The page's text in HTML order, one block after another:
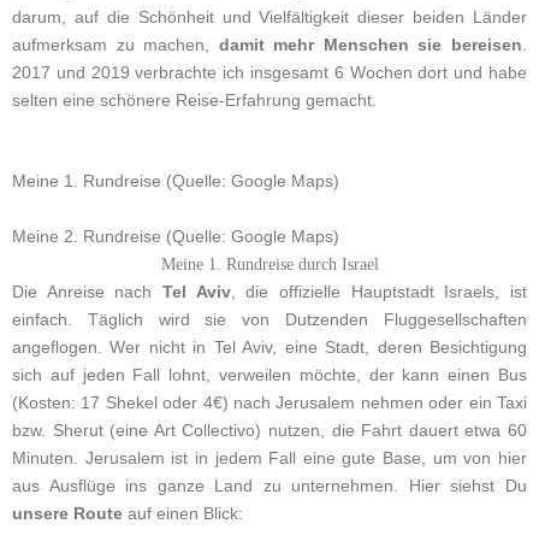
darum, auf die Schönheit und Vielfältigkeit dieser beiden Länder
aufmerksam zu machen, damit mehr Menschen sie bereisen
2017 und 2019 verbrachte ich insgesamt 6 Wochen dort und habe
selten eine schönere Reise-Erfahrung gemacht.
Meine 1. Rundreise (Quelle: Google Maps)
Meine 2. Rundreise (Quelle: Google Maps)
Meine 1. Rundreise durch Israel
Die Anreise nach Tel Aviv, die offizielle Hauptstadt Israels, ist
einfach. Täglich wird sie von Dutzenden Fluggesellschaften
angeflogen. Wer nicht in Tel Aviv, eine Stadt, deren Besichtigung
sich auf jeden Fall lohnt, verweilen möchte, der kann einen Bus
(Kosten: 17 Shekel oder 4€) nach Jerusalem nehmen oder ein Taxi
bzw. Sherut (eine Art Collectivo) nutzen, die Fahrt dauert etwa 60
Minuten. Jerusalem ist in jedem Fall eine gute Base, um von hier
aus Ausflüge ins ganze Land zu unternehmen. Hier siehst Du
unsere Route auf einen Blick: